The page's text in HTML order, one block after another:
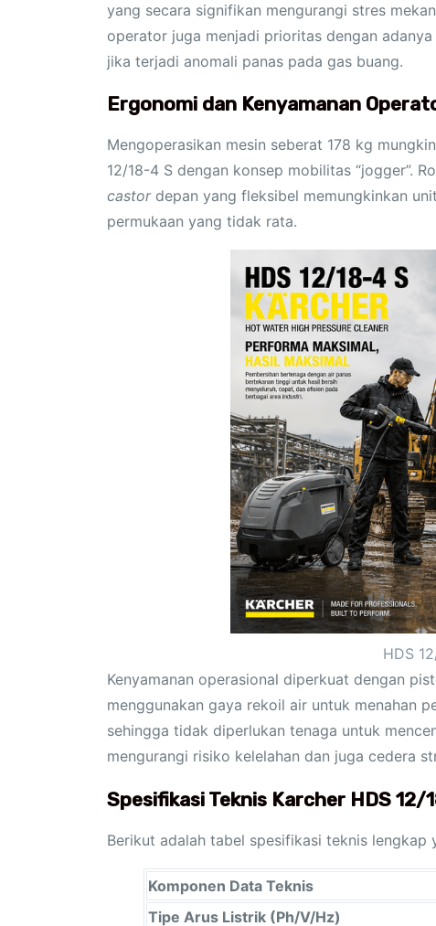
yang secara signifikan mengurangi stres
operator juga menjadi prioritas dengan
jika terjadi anomali panas pada gas buang.
Ergonomi dan Kenyamanan
Mengoperasikan mesin seberat 178 kg
12/18-4 S dengan konsep mobilitas “jogger”.
castordepan yang fleksibel memungkinkan
permukaan yang tidak rata.
HDS
Kenyamanan operasional diperkuat dengan
menggunakan gaya rekoil air untuk menahan
sehingga tidak diperlukan tenaga untuk
mengurangi risiko kelelahan dan juga cedera
Spesifikasi Teknis Karcher HDS 12/
Berikut adalah tabel spesifikasi teknis
Komponen Data Teknis
Tipe Arus Listrik (Ph/V/Hz)